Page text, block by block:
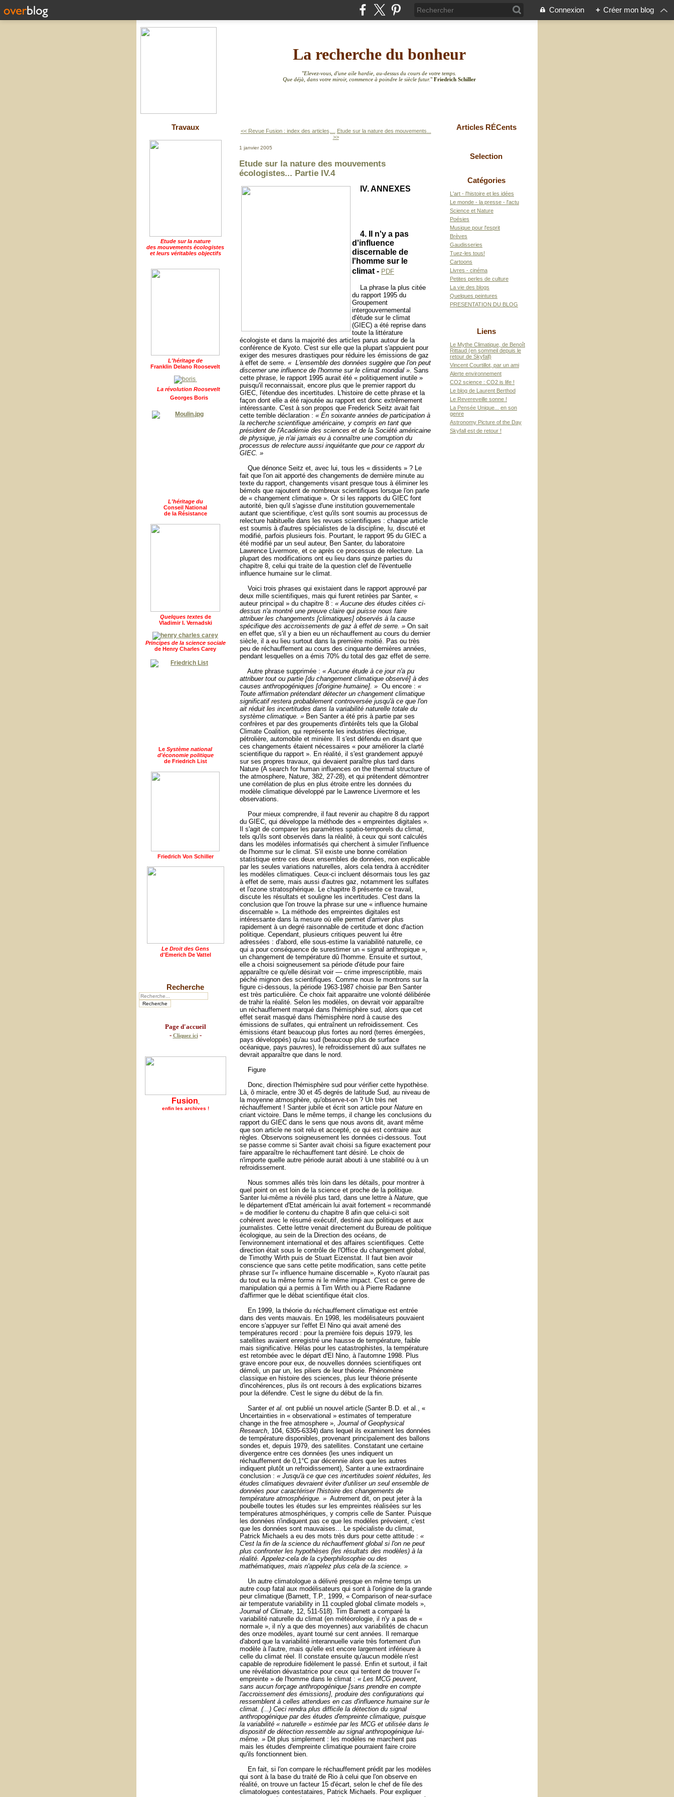
Connexion + Créer mon blog
La recherche du bonheur
"Elevez-vous, d'une aile hardie, au-dessus du cours de votre temps.
Que déjà, dans votre miroir, commence à poindre le siècle futur." Friedrich Schiller
Travaux
Etude sur la nature
des mouvements écologistes
et leurs véritables objectifs
L'héritage de
Franklin Delano Roosevelt
La révolution Roosevelt
Georges Boris
L'héritage du
Conseil National
de la Résistance
Quelques textes de
Vladimir I. Vernadski
Principes de la science sociale
de Henry Charles Carey
Le Système national
d'économie politique
de Friedrich List
Friedrich Von Schiller
Le Droit des Gens
d'Emerich De Vattel
Recherche
Page d'accueil
- Cliquez ici-
Fusion
enfin les archives !
<< Revue Fusion : index des articles,...
Etude sur la nature des mouvements...
>>
1 janvier 2005
Etude sur la nature des mouvements
écologistes... Partie IV.4
IV. ANNEXES
4. II n'y a pas
d'influence
discernable de
l'homme sur le
climat - PDF
La phrase la plus citée
du rapport 1995 du
Groupement
intergouvernemental
d'étude sur le climat
(GIEC) a été reprise dans
toute la littérature
écologiste et dans la majorité des articles parus autour de la
conférence de Kyoto. C'est sur elle que la plupart s'appuient pour
exiger des mesures drastiques pour réduire les émissions de gaz
à effet de serre. « L'ensemble des données suggère que l'on peut
discerner une influence de l'homme sur le climat mondial » . Sans
cette phrase, le rapport 1995 aurait été « politiquement inutile »
puisqu'il reconnaissait, encore plus que le premier rapport du
GIEC, l'étendue des incertitudes. L'histoire de cette phrase et la
façon dont elle a été rajoutée au rapport est donc extrêmement
intéressante. C'est à son propos que Frederick Seitz avait fait
cette terrible déclaration : « En soixante années de participation à
la recherche scientifique américaine, y compris en tant que
président de l'Académie des sciences et de la Société américaine
de physique, je n'ai jamais eu à connaître une corruption du
processus de relecture aussi inquiétante que pour ce rapport du
GIEC. »
Que dénonce Seitz et, avec lui, tous les « dissidents » ? Le
fait que l'on ait apporté des changements de dernière minute au
texte du rapport, changements visant presque tous à éliminer les
bémols que rajoutent de nombreux scientifiques lorsque l'on parle
de « changement climatique ». Or si les rapports du GIEC font
autorité, bien qu'il s'agisse d'une institution gouvernementale
autant que scientifique, c'est qu'ils sont soumis au processus de
relecture habituelle dans les revues scientifiques : chaque article
est soumis à d'autres spécialistes de la discipline, lu, discuté et
modifié, parfois plusieurs fois. Pourtant, le rapport 95 du GIEC a
été modifié par un seul auteur, Ben Santer, du laboratoire
Lawrence Livermore, et ce après ce processus de relecture. La
plupart des modifications ont eu lieu dans quinze parties du
chapitre 8, celui qui traite de la question clef de l'éventuelle
influence humaine sur le climat.
Voici trois phrases qui existaient dans le rapport approuvé par
deux mille scientifiques, mais qui furent retirées par Santer, «
auteur principal » du chapitre 8 : « Aucune des études citées ci-
dessus n'a montré une preuve claire qui puisse nous faire
attribuer les changements [climatiques] observés à la cause
spécifique des accroissements de gaz à effet de serre. » On sait
en effet que, s'il y a bien eu un réchauffement au cours du dernier
siècle, il a eu lieu surtout dans la première moitié. Pas ou très
peu de réchauffement au cours des cinquante dernières années,
pendant lesquelles on a émis 70% du total des gaz effet de serre.
Autre phrase supprimée : « Aucune étude à ce jour n'a pu
attribuer tout ou partie [du changement climatique observé] à des
causes anthropogéniques [d'origine humaine]. » Ou encore : «
Toute affirmation prétendant détecter un changement climatique
significatif restera probablement controversée jusqu'à ce que l'on
ait réduit les incertitudes dans la variabilité naturelle totale du
système climatique. » Ben Santer a été pris à partie par ses
confrères et par des groupements d'intérêts tels que la Global
Climate Coalition, qui représente les industries électrique,
pétrolière, automobile et minière. Il s'est défendu en disant que
ces changements étaient nécessaires « pour améliorer la clarté
scientifique du rapport ». En réalité, il s'est grandement appuyé
sur ses propres travaux, qui devaient paraître plus tard dans
Nature (A search for human influences on the thermal structure of
the atmosphere, Nature, 382, 27-28), et qui prétendent démontrer
une corrélation de plus en plus étroite entre les données du
modèle climatique développé par le Lawrence Livermore et les
observations.
Pour mieux comprendre, il faut revenir au chapitre 8 du rapport
du GIEC, qui développe la méthode des « empreintes digitales ».
Il s'agit de comparer les paramètres spatio-temporels du climat,
tels qu'ils sont observés dans la réalité, à ceux qui sont calculés
dans les modèles informatisés qui cherchent à simuler l'influence
de l'homme sur le climat. S'il existe une bonne corrélation
statistique entre ces deux ensembles de données, non explicable
par les seules variations naturelles, alors cela tendra à accréditer
les modèles climatiques. Ceux-ci incluent désormais tous les gaz
à effet de serre, mais aussi d'autres gaz, notamment les sulfates
et l'ozone stratosphérique. Le chapitre 8 présente ce travail,
discute les résultats et souligne les incertitudes. C'est dans la
conclusion que l'on trouve la phrase sur une « influence humaine
discernable ». La méthode des empreintes digitales est
intéressante dans la mesure où elle permet d'arriver plus
rapidement à un degré raisonnable de certitude et donc d'action
politique. Cependant, plusieurs critiques peuvent lui être
adressées : d'abord, elle sous-estime la variabilité naturelle, ce
qui a pour conséquence de surestimer un « signal anthropique »,
un changement de température dû l'homme. Ensuite et surtout,
elle a choisi soigneusement sa période d'étude pour faire
apparaître ce qu'elle désirait voir — crime imprescriptible, mais
péché mignon des scientifiques. Comme nous le montrons sur la
figure ci-dessous, la période 1963-1987 choisie par Ben Santer
est très particulière. Ce choix fait apparaitre une volonté délibérée
de trahir la réalité. Selon les modèles, on devrait voir apparaître
un réchauffement marqué dans l'hémisphère sud, alors que cet
effet serait masqué dans l'hémisphère nord à cause des
émissions de sulfates, qui entraînent un refroidissement. Ces
émissions étant beaucoup plus fortes au nord (terres émergées,
pays développés) qu'au sud (beaucoup plus de surface
océanique, pays pauvres), le refroidissement dû aux sulfates ne
devrait apparaître que dans le nord.
Figure
Donc, direction l'hémisphère sud pour vérifier cette hypothèse.
Là, ô miracle, entre 30 et 45 degrés de latitude Sud, au niveau de
la moyenne atmosphère, qu'observe-t-on ? Un très net
réchauffement ! Santer jubile et écrit son article pour Nature en
criant victoire. Dans le même temps, il change les conclusions du
rapport du GIEC dans le sens que nous avons dit, avant même
que son article ne soit relu et accepté, ce qui est contraire aux
règles. Observons soigneusement les données ci-dessous. Tout
se passe comme si Santer avait choisi sa figure exactement pour
faire apparaître le réchauffement tant désiré. Le choix de
n'importe quelle autre période aurait abouti à une stabilité ou à un
refroidissement.
Nous sommes allés très loin dans les détails, pour montrer à
quel point on est loin de la science et proche de la politique.
Santer lui-même a révélé plus tard, dans une lettre à Nature , que
le département d'Etat américain lui avait fortement « recommandé
» de modifier le contenu du chapitre 8 afin que celui-ci soit
cohérent avec le résumé exécutif, destiné aux politiques et aux
journalistes. Cette lettre venait directement du Bureau de politique
écologique, au sein de la Direction des océans, de
l'environnement international et des affaires scientifiques. Cette
direction était sous le contrôle de l'Office du changement global,
de Timothy Wirth puis de Stuart Eizenstat. II faut bien avoir
conscience que sans cette petite modification, sans cette petite
phrase sur l'« influence humaine discernable », Kyoto n'aurait pas
du tout eu la même forme ni le même impact. C'est ce genre de
manipulation qui a permis à Tim Wirth ou à Pierre Radanne
d'affirmer que le débat scientifique était clos.
En 1999, la théorie du réchauffement climatique est entrée
dans des vents mauvais. En 1998, les modélisateurs pouvaient
encore s'appuyer sur l'effet El Nino qui avait amené des
températures record : pour la première fois depuis 1979, les
satellites avaient enregistré une hausse de température, faible
mais significative. Hélas pour les catastrophistes, la température
est retombée avec le départ d'El Nino, à l'automne 1998. Plus
grave encore pour eux, de nouvelles données scientifiques ont
démoli, un par un, les piliers de leur théorie. Phénomène
classique en histoire des sciences, plus leur théorie présente
d'incohérences, plus ils ont recours à des explications bizarres
pour la défendre. C'est le signe du début de la fin.
Santer et al. ont publié un nouvel article (Santer B.D. et al., «
Uncertainties in « observational » estimates of temperature
change in the free atmosphere », Journal of Geophysical
Research , 104, 6305-6334) dans lequel ils examinent les données
de température disponibles, provenant principalement des ballons
sondes et, depuis 1979, des satellites. Constatant une certaine
divergence entre ces données (les unes indiquent un
réchauffement de 0,1°C par décennie alors que les autres
indiquent plutôt un refroidissement), Santer a une extraordinaire
conclusion : « Jusqu'à ce que ces incertitudes soient réduites, les
études climatiques devraient éviter d'utiliser un seul ensemble de
données pour caractériser l'histoire des changements de
température atmosphérique. » Autrement dit, on peut jeter à la
poubelle toutes les études sur les empreintes réalisées sur les
températures atmosphériques, y compris celle de Santer. Puisque
les données n'indiquent pas ce que les modèles prévoient, c'est
que les données sont mauvaises... Le spécialiste du climat,
Patrick Michaels a eu des mots très durs pour cette attitude : «
C'est la fin de la science du réchauffement global si l'on ne peut
plus confronter les hypothèses (les résultats des modèles) à la
réalité. Appelez-cela de la cyberphilosophie ou des
mathématiques, mais n'appelez plus cela de la science. »
Un autre climatologue a délivré presque en même temps un
autre coup fatal aux modélisateurs qui sont à l'origine de la grande
peur climatique (Barnett, T.P., 1999, « Comparison of near-surface
air temperatute variability in 11 coupled global climate models »,
Journal of Climate , 12, 511-518). Tim Barnett a comparé la
variabilité naturelle du climat (en météorologie, il n'y a pas de «
normale », il n'y a que des moyennes) aux variabilités de chacun
des onze modèles, ayant tourné sur cent années. Il remarque
d'abord que la variabilité interannuelle varie très fortement d'un
modèle à l'autre, mais qu'elle est encore largement inférieure à
celle du climat réel. Il constate ensuite qu'aucun modèle n'est
capable de reproduire fidèlement le passé. Enfin et surtout, il fait
une révélation dévastatrice pour ceux qui tentent de trouver l'«
empreinte » de l'homme dans le climat : « Les MCG peuvent,
sans aucun forçage anthropogénique [sans prendre en compte
l'accroissement des émissions], produire des configurations qui
ressemblent à celles attendues en cas d'influence humaine sur le
climat. (...) Ceci rendra plus difficile la détection du signal
anthropogénique par des études d'empreinte climatique, puisque
la variabilité « naturelle » estimée par les MCG et utilisée dans le
dispositif de détection ressemble au signal anthropogénique lui-
même. » Dit plus simplement : les modèles ne marchent pas
mais les études d'empreinte climatique pourraient faire croire
qu'ils fonctionnent bien.
En fait, si l'on compare le réchauffement prédit par les modèles
qui sont à la base du traité de Rio à celui que l'on observe en
réalité, on trouve un facteur 15 d'écart, selon le chef de file des
climatologues contestataires, Patrick Michaels. Pour expliquer
Articles RÉCents
Selection
Catégories
L'art - l'histoire et les idées
Le monde - la presse - l'actu
Science et Nature
Poésies
Musique pour l'esprit
Brèves
Gaudisseries
Tuez-les tous!
Cartoons
Livres - cinéma
Petites perles de culture
La vie des blogs
Quelques peintures
PRESENTATION DU BLOG
Liens
Le Mythe Climatique, de Benoît
Rittaud (en sommeil depuis le
retour de Skyfall)
Vincent Courtillot, par un ami
Alerte environnement
CO2 science : CO2 is life !
Le blog de Laurent Berthod
Le Revereveille sonne !
La Pensée Unique... en son
genre
Astronomy Picture of the Day
Skyfall est de retour !